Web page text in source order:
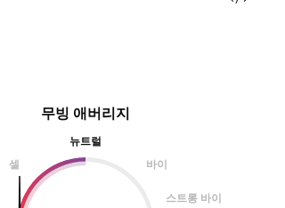
무빙 애버리지
뉴트럴
셀
바이
스트롱 바이